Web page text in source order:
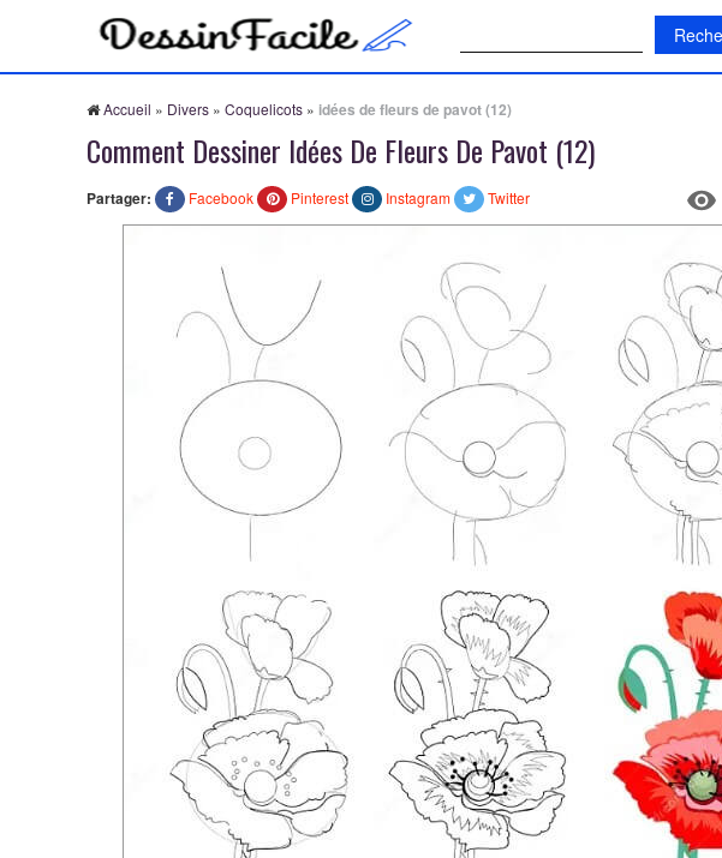
Accueil » Divers » Coquelicots » idées de fleurs de pavot (12)
Comment Dessiner Idées De Fleurs De Pavot (12)
Partager: Facebook Pinterest Instagram Twitter